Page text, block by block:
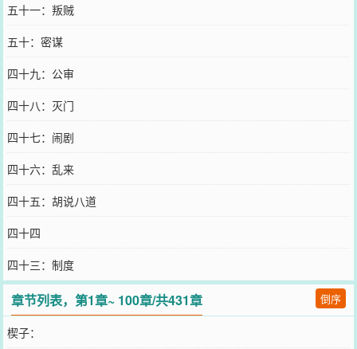
五十一：叛贼
五十：密谋
四十九：公审
四十八：灭门
四十七：闹剧
四十六：乱来
四十五：胡说八道
四十四
四十三：制度
章节列表，第1章~ 100章/共431章 倒序
楔子：